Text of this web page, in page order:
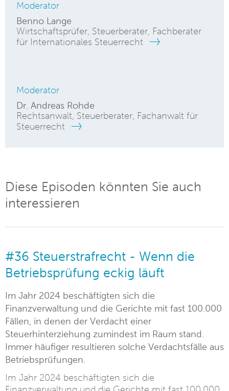
Moderator
Benno Lange
Wirtschaftsprüfer, Steuerberater, Fachberater
für Internationales Steuerrecht
Moderator
Dr. Andreas Rohde
Rechtsanwalt, Steuerberater, Fachanwalt für
Steuerrecht
Diese Episoden könnten Sie auch
interessieren
#36 Steuerstrafrecht - Wenn die
Betriebsprüfung eckig läuft
Im Jahr 2024 beschäftigten sich die
Finanzverwaltung und die Gerichte mit fast 100.000
Fällen, in denen der Verdacht einer
Steuerhinterziehung zumindest im Raum stand.
Immer häufiger resultieren solche Verdachtsfälle aus
Betriebsprüfungen.
Im Jahr 2024 beschäftigten sich die